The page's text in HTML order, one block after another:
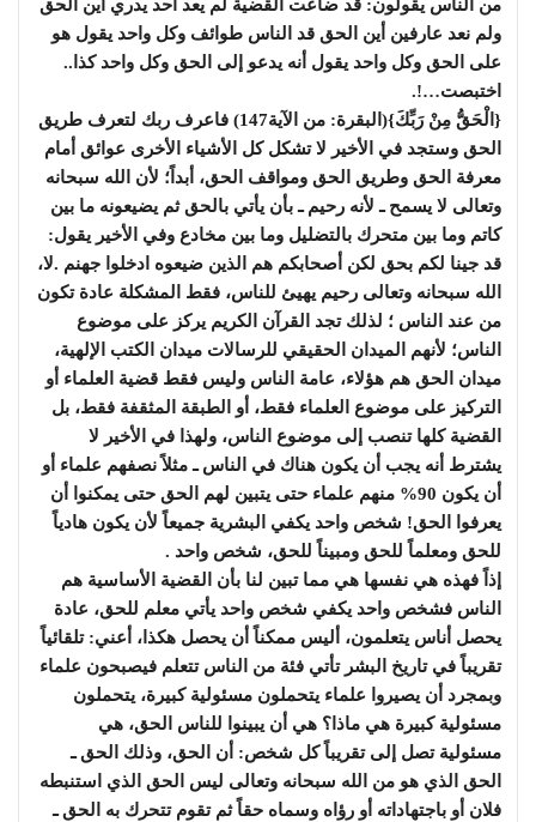
من الناس يقولون: قد ضاعت القضية لم يعد أحد يدري أين الحق
ولم نعد عارفين أين الحق قد الناس طوائف وكل واحد يقول هو
على الحق وكل واحد يقول أنه يدعو إلى الحق وكل واحد كذا..
اختبصت…!.
{الْحَقُّ مِنْ رَبِّكَ}(البقرة: من الآية147) فاعرف ربك لتعرف طريق
الحق وستجد في الأخير لا تشكل كل الأشياء الأخرى عوائق أمام
معرفة الحق وطريق الحق ومواقف الحق، أبداً؛ لأن الله سبحانه
وتعالى لا يسمح ـ لأنه رحيم ـ بأن يأتي بالحق ثم يضيعونه ما بين
كاتم وما بين متحرك بالتضليل وما بين مخادع وفي الأخير يقول:
قد جينا لكم بحق لكن أصحابكم هم الذين ضيعوه ادخلوا جهنم .لا،
الله سبحانه وتعالى رحيم يهيئ للناس، فقط المشكلة عادة تكون
من عند الناس ؛ لذلك تجد القرآن الكريم يركز على موضوع
الناس؛ لأنهم الميدان الحقيقي للرسالات ميدان الكتب الإلهية،
ميدان الحق هم هؤلاء، عامة الناس وليس فقط قضية العلماء أو
التركيز على موضوع العلماء فقط، أو الطبقة المثقفة فقط، بل
القضية كلها تنصب إلى موضوع الناس، ولهذا في الأخير لا
يشترط أنه يجب أن يكون هناك في الناس ـ مثلاً نصفهم علماء أو
أن يكون 90% منهم علماء حتى يتبين لهم الحق حتى يمكنوا أن
يعرفوا الحق! شخص واحد يكفي البشرية جميعاً لأن يكون هادياً
للحق ومعلماً للحق ومبيناً للحق، شخص واحد .
إذاً فهذه هي نفسها هي مما تبين لنا بأن القضية الأساسية هم
الناس فشخص واحد يكفي شخص واحد يأتي معلم للحق، عادة
يحصل أناس يتعلمون، أليس ممكناً أن يحصل هكذا، أعني: تلقائياً
تقريباً في تاريخ البشر تأتي فئة من الناس تتعلم فيصبحون علماء
وبمجرد أن يصيروا علماء يتحملون مسئولية كبيرة، يتحملون
مسئولية كبيرة هي ماذا؟ هي أن يبينوا للناس الحق، هي
مسئولية تصل إلى تقريباً كل شخص: أن الحق، وذلك الحق ـ
الحق الذي هو من الله سبحانه وتعالى ليس الحق الذي استنبطه
فلان أو باجتهاداته أو رؤاه وسماه حقاً ثم تقوم تتحرك به الحق ـ